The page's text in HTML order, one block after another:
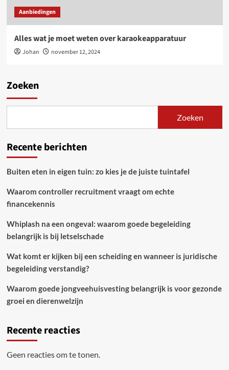
Aanbiedingen
Alles wat je moet weten over karaokeapparatuur
Johan november 12, 2024
Zoeken
Zoeken
Recente berichten
Buiten eten in eigen tuin: zo kies je de juiste tuintafel
Waarom controller recruitment vraagt om echte
financekennis
Whiplash na een ongeval: waarom goede begeleiding
belangrijk is bij letselschade
Wat komt er kijken bij een scheiding en wanneer is juridische
begeleiding verstandig?
Waarom goede jongveehuisvesting belangrijk is voor gezonde
groei en dierenwelzijn
Recente reacties
Geen reacties om te tonen.